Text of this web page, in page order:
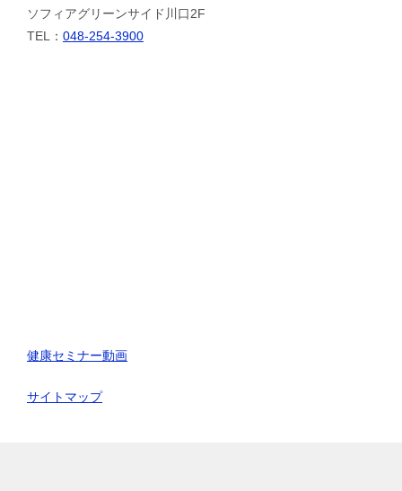
ソフィアグリーンサイド川口2F
TEL： 048-254-3900
健康セミナー動画
サイトマップ